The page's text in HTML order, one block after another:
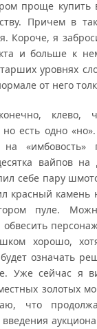
проще купить
Причем в
Короче, я
и больше к
уровнях
от него
клево,
есть одно
на «имбовость»
вайпов
себе пару
красный камень
пуле.
хорошо,
будет означать
Уже сейчас я
золотых
что